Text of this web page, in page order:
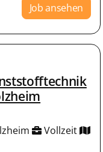
Job ansehen
Vollzeit